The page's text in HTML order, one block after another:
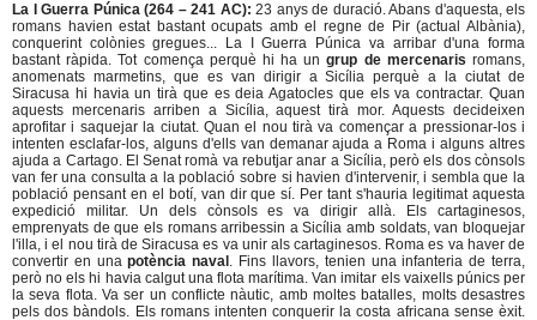
La I Guerra Púnica (264 – 241 AC): 23 anys de duració. Abans d'aquesta, els
romans havien estat bastant ocupats amb el regne de Pir (actual Albània),
conquerint colònies gregues... La I Guerra Púnica va arribar d'una forma
bastant ràpida. Tot comença perquè hi ha ungrup de mercenaris romans,
anomenats marmetins, que es van dirigir a Sicília perquè a la ciutat de
Siracusa hi havia un tirà que es deia Agatocles que els va contractar. Quan
aquests mercenaris arriben a Sicília, aquest tirà mor. Aquests decideixen
aprofitar i saquejar la ciutat. Quan el nou tirà va començar a pressionar-los i
intenten esclafar-los, alguns d'ells van demanar ajuda a Roma i alguns altres
ajuda a Cartago. El Senat romà va rebutjar anar a Sicília, però els dos cònsols
van fer una consulta a la població sobre si havien d'intervenir, i sembla que la
població pensant en el botí, van dir que sí. Per tant s'hauria legitimat aquesta
expedició militar. Un dels cònsols es va dirigir allà. Els cartaginesos,
emprenyats de que els romans arribessin a Sicília amb soldats, van bloquejar
l'illa, i el nou tirà de Siracusa es va unir als cartaginesos. Roma es va haver de
convertir en unapotència naval . Fins llavors, tenien una infanteria de terra,
però no els hi havia calgut una flota marítima. Van imitar els vaixells púnics per
la seva flota. Va ser un conflicte nàutic, amb moltes batalles, molts desastres
pels dos bàndols. Els romans intenten conquerir la costa africana sense èxit.